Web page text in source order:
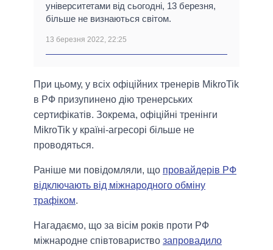
університетами від сьогодні, 13 березня,
більше не визнаються світом.
13 березня 2022, 22:25
При цьому, у всіх офіційних тренерів MikroTik
в РФ призупинено дію тренерських
сертифікатів. Зокрема, офіційні тренінги
MikroTik у країні-агресорі більше не
проводяться.
Раніше ми повідомляли, що провайдерів РФ
відключають від міжнародного обміну
трафіком.
Нагадаємо, що за вісім років проти РФ
міжнародне співтовариство запровадило